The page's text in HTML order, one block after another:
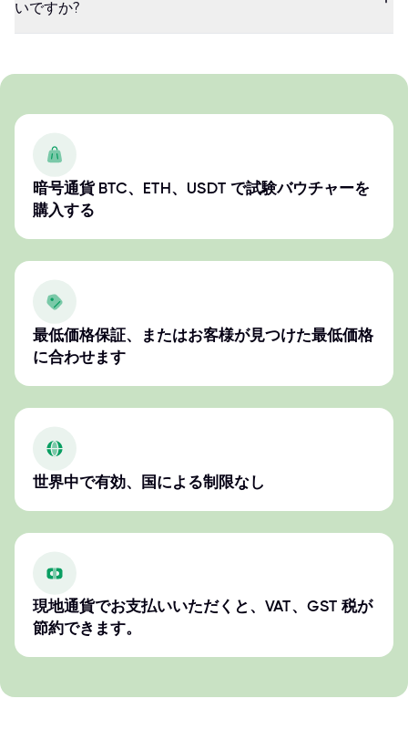
いですか?
暗号通貨 BTC、ETH、USDT で試験バウチャーを
購入する
最低価格保証、またはお客様が見つけた最低価格
に合わせます
世界中で有効、国による制限なし
現地通貨でお支払いいただくと、VAT、GST 税が
節約できます。